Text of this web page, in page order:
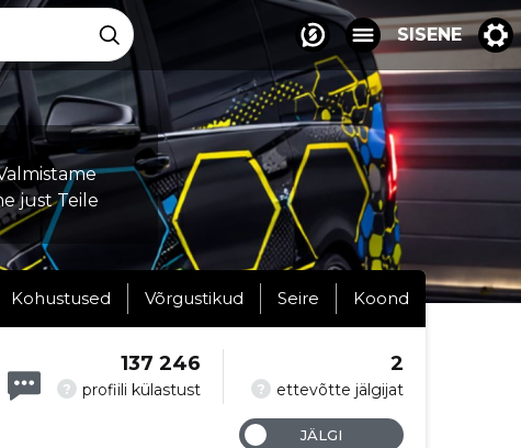
SISENE
just Teile
Kohustused Võrgustikud Seire Koond
? profiili külastust
137 246
? ettevõtte jälgijat
2
JÄLGI